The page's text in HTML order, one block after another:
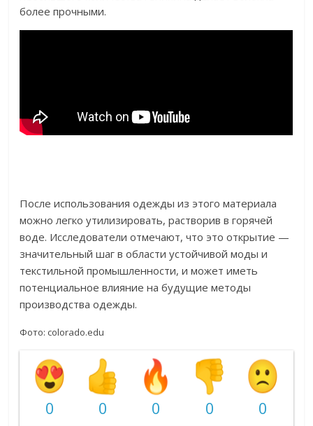
более прочными.
После использования одежды из этого материала
можно легко утилизировать, растворив в горячей
воде. Исследователи отмечают, что это открытие —
значительный шаг в области устойчивой моды и
текстильной промышленности, и может иметь
потенциальное влияние на будущие методы
производства одежды.
Фото: colorado.edu
0 0 0 0 0